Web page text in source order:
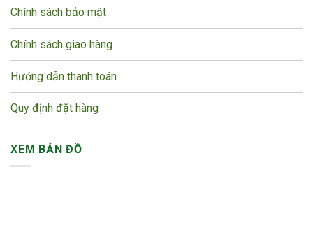
Chính sách bảo mật
Chính sách giao hàng
Hướng dẫn thanh toán
Quy định đặt hàng
XEM BẢN ĐỒ